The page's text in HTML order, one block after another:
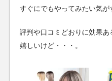
すぐにでもやってみたい気が
評判や口コミどおりに効果あ
嬉しいけど・・・。